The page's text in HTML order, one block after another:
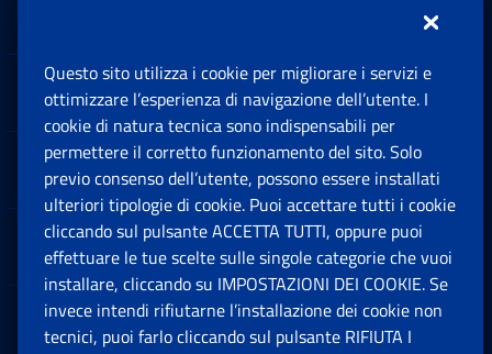
Sedi e Contatti
Software
Note Legali
App mobile
Questo sito utilizza i cookie per migliorare i servizi e
ottimizzare l’esperienza di navigazione dell’utente. I
cookie di natura tecnica sono indispensabili per
permettere il corretto funzionamento del sito. Solo
previo consenso dell’utente, possono essere installati
ulteriori tipologie di cookie. Puoi accettare tutti i cookie
cliccando sul pulsante ACCETTA TUTTI, oppure puoi
effettuare le tue scelte sulle singole categorie che vuoi
installare, cliccando su IMPOSTAZIONI DEI COOKIE. Se
invece intendi rifiutarne l’installazione dei cookie non
tecnici, puoi farlo cliccando sul pulsante RIFIUTA I